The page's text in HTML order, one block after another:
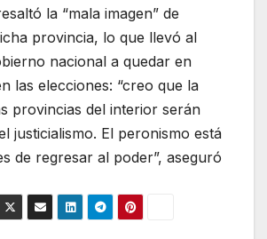
la “mala imagen” de
provincia, lo que llevó al
nacional a quedar en
las elecciones: “creo que la
provincias del interior serán
justicialismo. El peronismo está
de regresar al poder”, aseguró